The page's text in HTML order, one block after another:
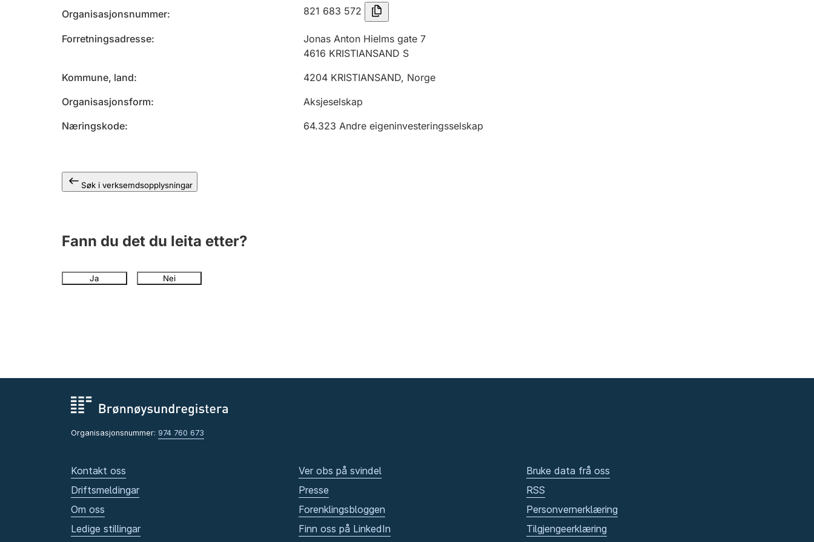
Organisasjonsnummer 821 683 572
Forretningsadresse
Jonas Anton Hielms gate 7
4616 KRISTIANSAND S
Kommune, land
4204 KRISTIANSAND, Norge
Organisasjonsform
Aksjeselskap
Næringskode
64.323 Andre eigeninvesteringsselskap
Søk i verksemdsopplysningar
Fann du det du leita etter?
Ja Nei
Organisasjonsnummer: 974 760 673
Kontakt oss
Driftsmeldingar
Om oss
Ledige stillingar
Ver obs på svindel
Presse
Forenklingsbloggen
Finn oss på LinkedIn
Bruke data frå oss
RSS
Personvernerklæring
Tilgjengeerklæring